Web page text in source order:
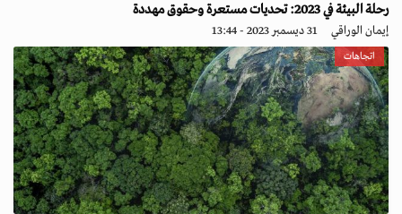
رحلة البيئة في 2023: تحديات مستعرة وحقوق مهددة
إيمان الوراقي 31 ديسمبر 2023 - 13:44
اتجاهات